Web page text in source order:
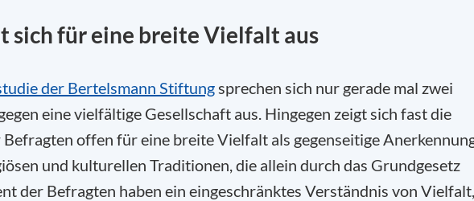
sich für eine breite Vielfalt aus
der Bertelsmann Stiftungsprechen sich nur gerade mal zwei
eine vielfältige Gesellschaft aus. Hingegen zeigt sich fast die
offen für eine breite Vielfalt als gegenseitige
und kulturellen Traditionen, die allein durch das Grundgesetz
der Befragten haben ein eingeschränktes Verständnis von Vielfalt,